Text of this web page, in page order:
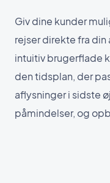
Giv dine kunder
rejser direkte fra
intuitiv brugerflade
den tidsplan, der
aflysninger i sidste
påmindelser, og